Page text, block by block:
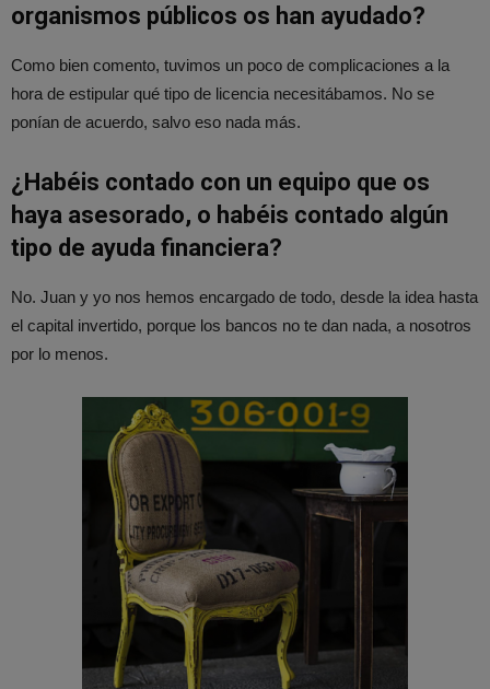
organismos públicos os han ayudado?
Como bien comento, tuvimos un poco de complicaciones a la
hora de estipular qué tipo de licencia necesitábamos. No se
ponían de acuerdo, salvo eso nada más.
¿Habéis contado con un equipo que os
haya asesorado, o habéis contado algún
tipo de ayuda financiera?
No. Juan y yo nos hemos encargado de todo, desde la idea hasta
el capital invertido, porque los bancos no te dan nada, a nosotros
por lo menos.